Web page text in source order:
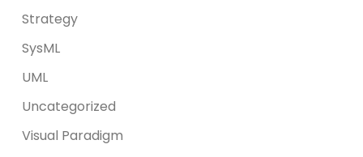
Strategy
SysML
UML
Uncategorized
Visual Paradigm